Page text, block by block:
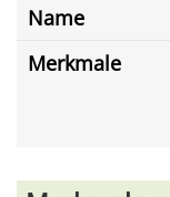
Name
Merkmale